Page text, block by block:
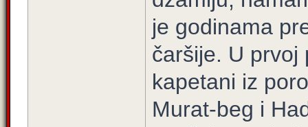
je godinama
čaršije. U prvoj
kapetani iz
Murat-beg i